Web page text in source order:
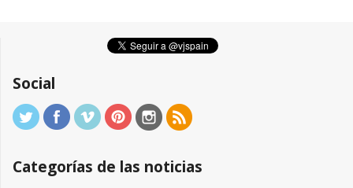
Social
Categorías de las noticias